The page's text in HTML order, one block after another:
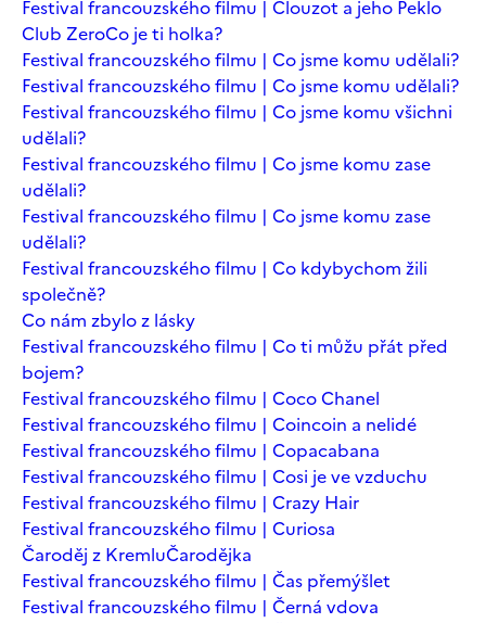
Festival francouzského filmu | Clouzot a jeho Peklo
Club ZeroCo je ti holka?
Festival francouzského filmu | Co jsme komu udělali?
Festival francouzského filmu | Co jsme komu udělali?
Festival francouzského filmu | Co jsme komu všichni
udělali?
Festival francouzského filmu | Co jsme komu zase
udělali?
Festival francouzského filmu | Co jsme komu zase
udělali?
Festival francouzského filmu | Co kdybychom žili
společně?
Co nám zbylo z lásky
Festival francouzského filmu | Co ti můžu přát před
bojem?
Festival francouzského filmu | Coco Chanel
Festival francouzského filmu | Coincoin a nelidé
Festival francouzského filmu | Copacabana
Festival francouzského filmu | Cosi je ve vzduchu
Festival francouzského filmu | Crazy Hair
Festival francouzského filmu | Curiosa
Čaroděj z KremluČarodějka
Festival francouzského filmu | Čas přemýšlet
Festival francouzského filmu | Černá vdova